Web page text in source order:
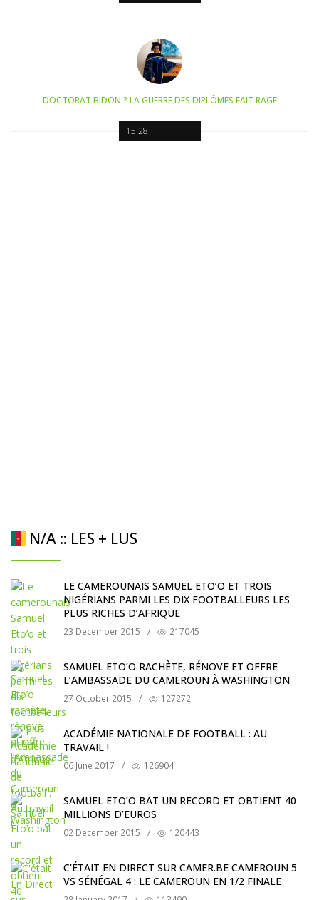
15:28
DOCTORAT BIDON ? LA GUERRE DES DIPLÔMES FAIT RAGE
N/A :: LES + LUS
LE CAMEROUNAIS SAMUEL ETO’O ET TROIS
NIGÉRIANS PARMI LES DIX FOOTBALLEURS LES
PLUS RICHES D’AFRIQUE
23 December 2015 / 217045
SAMUEL ETO’O RACHÈTE, RÉNOVE ET OFFRE
L’AMBASSADE DU CAMEROUN À WASHINGTON
27 October 2015 / 127272
ACADÉMIE NATIONALE DE FOOTBALL : AU
TRAVAIL !
06 June 2017 / 126904
SAMUEL ETO’O BAT UN RECORD ET OBTIENT 40
MILLIONS D’EUROS
02 December 2015 / 120443
C'ÉTAIT EN DIRECT SUR CAMER.BE CAMEROUN 5
VS SÉNÉGAL 4 : LE CAMEROUN EN 1/2 FINALE